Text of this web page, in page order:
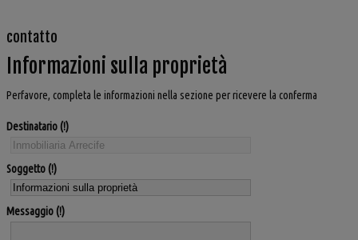
contatto
Informazioni sulla proprietà
Perfavore, completa le informazioni nella sezione per ricevere la conferma
Destinatario
Soggetto
Messaggio